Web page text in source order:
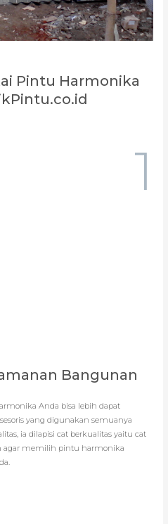
Pintu Harmonika
1
Bangunan
Anda bisa lebih dapat
yang digunakan semuanya
ia dilapisi cat berkualitas yaitu cat
agar memilih pintu harmonika